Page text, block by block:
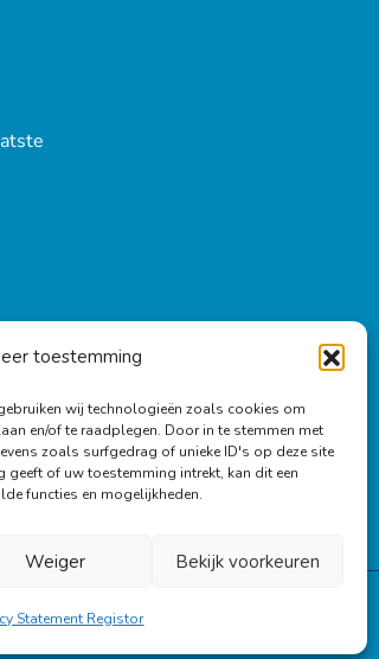
toestemming
wij technologieën zoals cookies om
en/of te raadplegen. Door in te stemmen met
zoals surfgedrag of unieke ID's op deze site
geeft of uw toestemming intrekt, kan dit een
functies en mogelijkheden.
Weiger Bekijk voorkeuren
Statement Registor